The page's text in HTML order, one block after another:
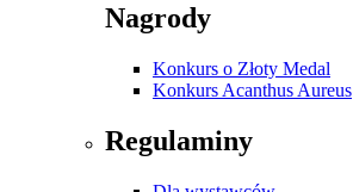
Nagrody
Konkurs o Złoty Medal
Konkurs Acanthus Aureus
Regulaminy